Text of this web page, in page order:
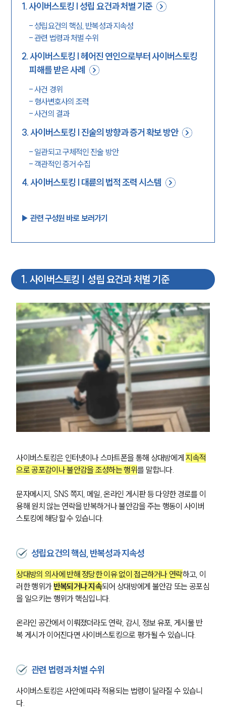
1.사이버스토킹 | 성립 요건과 처벌 기준
- 성립요건의 핵심, 반복성과 지속성
-관련 법령과 처벌 수위
2.사이버스토킹 | 헤어진 연인으로부터 사이버스토킹
피해를 받은 사례
-사건 경위
- 형사변호사의 조력
-사건의 결과
3.사이버스토킹 | 진술의 방향과 증거 확보 방안
- 일관되고 구체적인 진술 방안
- 객관적인 증거 수집
4.사이버스토킹 | 대륜의 법적 조력 시스템
▶︎ 관련 구성원 바로 보러가기
1. 사이버스토킹 | 성립 요건과 처벌 기준
사이버스토킹은 인터넷이나 스마트폰을 통해 상대방에게 지속적
으로 공포감이나 불안감을 조성하는 행위를 말합니다.
문자메시지, SNS 쪽지, 메일, 온라인 게시판 등 다양한 경로를 이
용해 원치 않는 연락을 반복하거나 불안감을 주는 행동이 사이버
스토킹에 해당할 수 있습니다.
성립요건의 핵심, 반복성과 지속성
상대방의 의사에 반해 정당한 이유 없이 접근하거나 연락하고, 이
러한 행위가 반복되거나 지속되어 상대방에게 불안감 또는 공포심
을 일으키는 행위가 핵심입니다.
온라인 공간에서 이뤄졌더라도 연락, 감시, 정보 유포, 게시물 반
복 게시가 이어진다면 사이버스토킹으로 평가될 수 있습니다.
관련 법령과 처벌 수위
사이버스토킹은 사안에 따라 적용되는 법령이 달라질 수 있습니
다.